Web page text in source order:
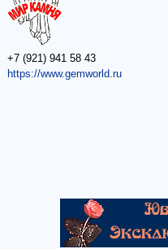
+7 (921) 941 58 43
https://www.gemworld.ru